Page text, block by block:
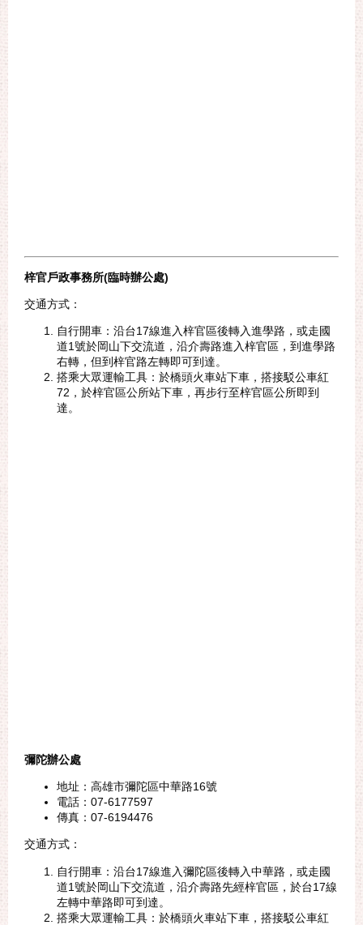
梓官戶政事務所(臨時辦公處)
交通方式：
自行開車：沿台17線進入梓官區後轉入進學路，或走國
道1號於岡山下交流道，沿介壽路進入梓官區，到進學路
右轉，但到梓官路左轉即可到達。
搭乘大眾運輸工具：於橋頭火車站下車，搭接駁公車紅
72，於梓官區公所站下車，再步行至梓官區公所即到
達。
彌陀辦公處
地址：高雄市彌陀區中華路16號
電話：07-6177597
傳真：07-6194476
交通方式：
自行開車：沿台17線進入彌陀區後轉入中華路，或走國
道1號於岡山下交流道，沿介壽路先經梓官區，於台17線
左轉中華路即可到達。
搭乘大眾運輸工具：於橋頭火車站下車，搭接駁公車紅